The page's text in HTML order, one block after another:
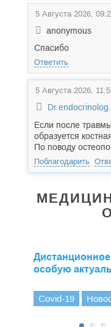
5 Августа 2026,
anonymous
Спасибо
Ответить
5 Августа 2026,
Если после
образуется
По поводу
Поблагодарить
особую
Covid-19